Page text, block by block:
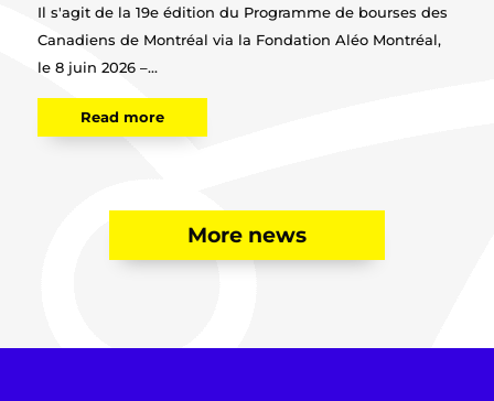
Il s'agit de la 19e édition du Programme de bourses des
Canadiens de Montréal via la Fondation Aléo Montréal,
le 8 juin 2026 –...
Read more
More news